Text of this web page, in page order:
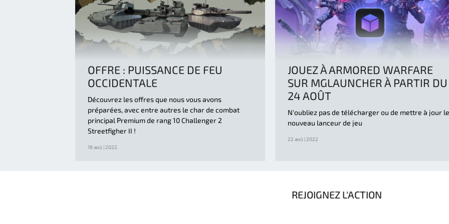
OFFRE : PUISSANCE DE FEU
OCCIDENTALE
Découvrez les offres que nous vous avons
préparées, avec entre autres le char de combat
principal Premium de rang 10 Challenger 2
Streetfigher II !
18 aoû | 2022
JOUEZ À ARMORED WARFARE
SUR MGLAUNCHER À PARTIR DU
24 AOÛT
N'oubliez pas de télécharger ou de mettre à jour le
nouveau lanceur de jeu
22 aoû | 2022
REJOIGNEZ L'ACTION